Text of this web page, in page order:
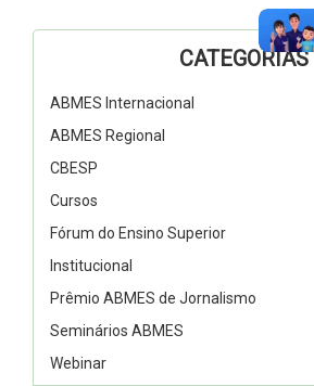
CATEGORIAS
ABMES Internacional
ABMES Regional
CBESP
Cursos
Fórum do Ensino Superior
Institucional
Prêmio ABMES de Jornalismo
Seminários ABMES
Webinar